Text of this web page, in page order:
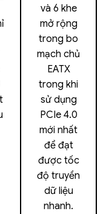
và 6 khe
mở rộng
trong bo
mạch chủ
EATX
trong khi
sử dụng
PCIe 4.0
mới nhất
để đạt
được tốc
độ truyền
dữ liệu
nhanh.